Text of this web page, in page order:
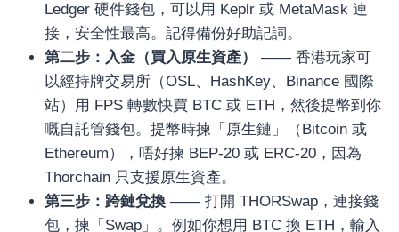
อุปกรณ์เพื่อความบันเทิง
อุปกรณ์เพื่อความบันเทิง
หูฟัง
ลำโพง
โทรทัศน์
สินค้าตามแบรนด์
Ledger 硬件錢包，可以用 Keplr 或 MetaMask 連
接，安全性最高。記得備份好助記詞。
第二步：入金（買入原生資產）
—— 香港玩家可
以經持牌交易所（OSL、HashKey、Binance 國際
站）用 FPS 轉數快買 BTC 或 ETH，然後提幣到你
嘅自託管錢包。提幣時揀「原生鏈」（Bitcoin 或
Ethereum），唔好揀 BEP-20 或 ERC-20，因為
Thorchain 只支援原生資產。
第三步：跨鏈兌換 —— 打開 THORSwap，連接錢
包，揀「Swap」。例如你想用 BTC 換 ETH，輸入